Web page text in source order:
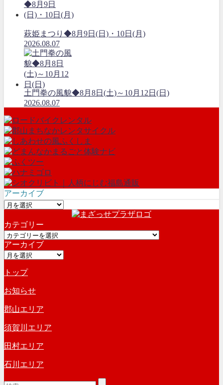
萩姫まつり◆8月9日(日)・10日(月)
2026.08.07
土門拳の風貌◆8月8日(土)～10月12日(日)
2026.08.07
アーカイブ
ア
カ
イ
ブ
カテゴリー
カ
テ
ゴ
ー
アーカイブ
ア
カ
イ
ブ
トップ
お知らせ
郡山エリア
須賀川エリア
田村エリア
石川エリア